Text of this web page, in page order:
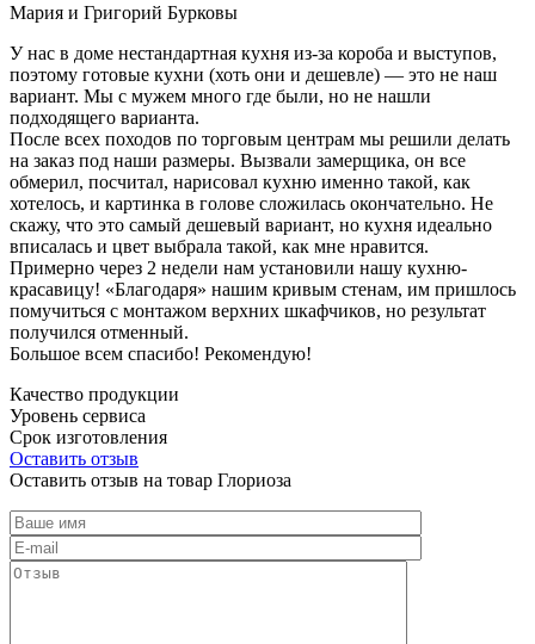
Мария и Григорий Бурковы
У нас в доме нестандартная кухня из-за короба и выступов,
поэтому готовые кухни (хоть они и дешевле) — это не наш
вариант. Мы с мужем много где были, но не нашли
подходящего варианта.
После всех походов по торговым центрам мы решили делать
на заказ под наши размеры. Вызвали замерщика, он все
обмерил, посчитал, нарисовал кухню именно такой, как
хотелось, и картинка в голове сложилась окончательно. Не
скажу, что это самый дешевый вариант, но кухня идеально
вписалась и цвет выбрала такой, как мне нравится.
Примерно через 2 недели нам установили нашу кухню-
красавицу! «Благодаря» нашим кривым стенам, им пришлось
помучиться с монтажом верхних шкафчиков, но результат
получился отменный.
Большое всем спасибо! Рекомендую!
Качество продукции
Уровень сервиса
Срок изготовления
Оставить отзыв
Оставить отзыв на товар Глориоза